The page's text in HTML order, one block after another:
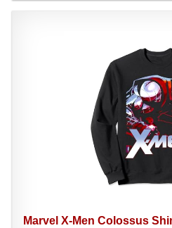
Marvel X-Men Colossus